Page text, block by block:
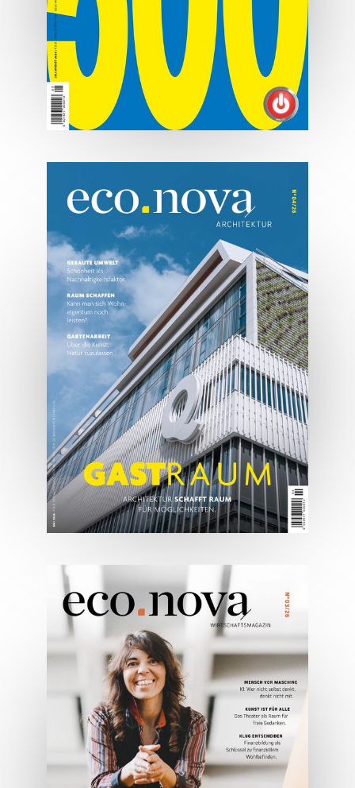
07/2026
Tirols Top 500 - Juli/August
2026
JETZT BESTELLEN
ONLINE LESEN
05/2026
Spezial: Architektur &
Lifestyle Mai 2026
JETZT BESTELLEN